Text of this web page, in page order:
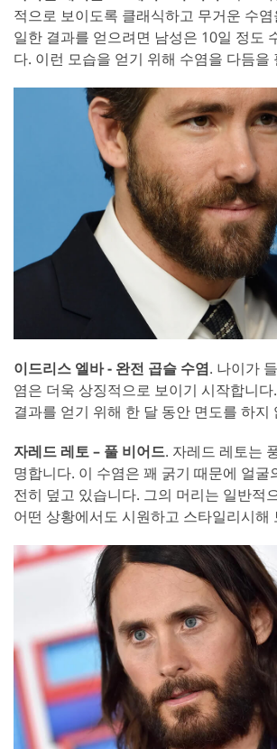
적으로 보이도록 클래식하고 무거운 수
일한 결과를 얻으려면 남성은 10일 정도
다. 이런 모습을 얻기 위해 수염을 다듬을
이드리스 엘바 - 완전 곱슬 수염. 나이가
염은 더욱 상징적으로 보이기 시작합니
결과를 얻기 위해 한 달 동안 면도를 하지
자레드 레토 – 풀 비어드. 자레드 레토는
명합니다. 이 수염은 꽤 굵기 때문에 얼굴
전히 덮고 있습니다. 그의 머리는 일반적
어떤 상황에서도 시원하고 스타일리시해